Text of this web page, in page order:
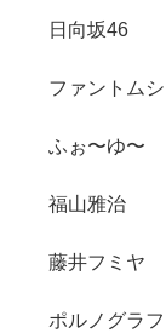
日向坂46
ファントム
ふぉ〜ゆ〜
福山雅治
藤井フミヤ
ポルノグラ